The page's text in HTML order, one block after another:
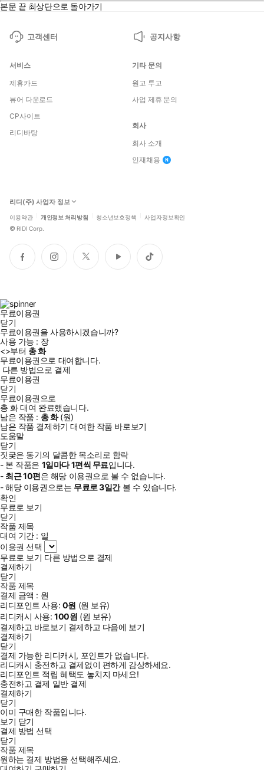
본문 끝 최상단으로 돌아가기
고객센터 공지사항
서비스
제휴카드
뷰어 다운로드
CP사이트
리디바탕
기타 문의
원고 투고
사업 제휴 문의
회사
회사 소개
인재채용
리디(주) 사업자 정보
이용약관 개인정보 처리방침 청소년보호정책 사업자정보확인
© RIDI Corp.
페
이
인
스
트
위
유
튜
틱
톡
무료이용권
닫기
무료이용권을 사용하시겠습니까?
사용 가능 : 장
<>부터 총화
무료이용권으로 대여합니다.
다른 방법으로 결제
무료이용권
닫기
무료이용권으로
총 화대여 완료했습니다.
남은 작품 : 총화(원)
남은 작품 결제하기 대여한 작품 바로보기
도움말
닫기
짓궂은 동기의 달콤한 목소리로 함락
- 본 작품은 1일마다1편씩 무료입니다.
- 최근10편은 해당 이용권으로 볼 수 없습니다.
- 해당 이용권으로는 무료로3일간볼 수 있습니다.
확인
무료로 보기
닫기
작품 제목
대여 기간 : 일
이용권 선택
무료로 보기 다른 방법으로 결제
결제하기
닫기
작품 제목
결제 금액 : 원
리디포인트 사용: 0원 (원 보유)
리디캐시 사용:100원 (원 보유)
결제하고 바로보기 결제하고 다음에 보기
결제하기
닫기
결제 가능한 리디캐시, 포인트가 없습니다.
리디캐시 충전하고 결제없이 편하게 감상하세요.
리디포인트 적립 혜택도 놓치지 마세요!
충전하고 결제 일반 결제
결제하기
닫기
이미 구매한 작품입니다.
보기 닫기
결제 방법 선택
닫기
작품 제목
원하는 결제 방법을 선택해주세요.